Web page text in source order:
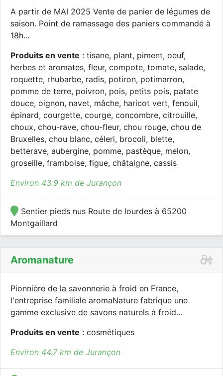
A partir de MAI 2025 Vente de panier de légumes de
saison. Point de ramassage des paniers commandé à
18h...
Produits en vente : tisane, plant, piment, oeuf,
herbes et aromates, fleur, compote, tomate, salade,
roquette, rhubarbe, radis, potiron, potimarron,
pomme de terre, poivron, pois, petits pois, patate
douce, oignon, navet, mâche, haricot vert, fenouil,
épinard, courgette, courge, concombre, citrouille,
choux, chou-rave, chou-fleur, chou rouge, chou de
Bruxelles, chou blanc, céleri, brocoli, blette,
betterave, aubergine, pomme, pastèque, melon,
groseille, framboise, figue, châtaigne, cassis
Environ 43.9 km de Jurançon
Sentier pieds nus Route de lourdes à 65200
Montgaillard
Aromanature
Pionnière de la savonnerie à froid en France,
l'entreprise familiale aromaNature fabrique une
gamme exclusive de savons naturels à froid...
Produits en vente : cosmétiques
Environ 44.7 km de Jurançon